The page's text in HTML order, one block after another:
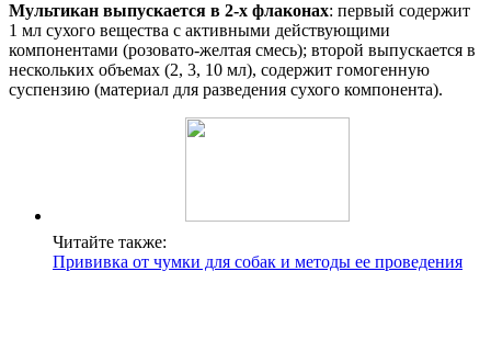
Мультикан выпускается в 2-х флаконах: первый содержит
1 мл сухого вещества с активными действующими
компонентами (розовато-желтая смесь); второй выпускается в
нескольких объемах (2, 3, 10 мл), содержит гомогенную
суспензию (материал для разведения сухого компонента).
Читайте также:
Прививка от чумки для собак и методы ее проведения